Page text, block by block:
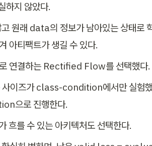
하지 않았다.
원래 data의 정보가 남아있는 상태로
아티팩트가 생길 수 있다.
연결하는 Rectified Flow를 선택했다.
이즈가 class-condition에서만 실험
으로 진행한다.
를 수 있는 아키텍처도 선택한다.